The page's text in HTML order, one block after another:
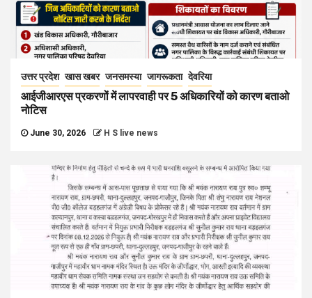
उत्तर प्रदेश खास खबर जनसमस्या जागरूकता देवरिया
आईजीआरएस प्रकरणों में लापरवाही पर 5 अधिकारियों को कारण बताओ
नोटिस
June 30, 2026 H S live news